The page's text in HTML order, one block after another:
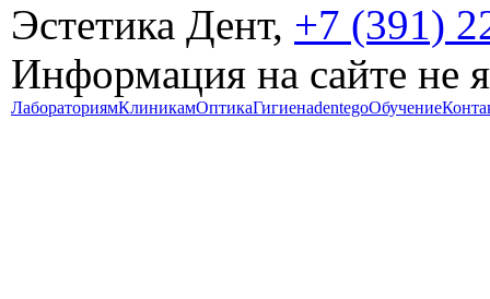
Эстетика Дент, +7 (391)
Информация на сайте не
ЛабораториямКлиникамОптикаГигиенаdentegoОбучение